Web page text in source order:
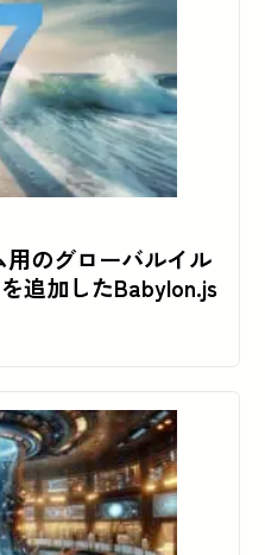
のグローバルイル
追加したBabylon.js